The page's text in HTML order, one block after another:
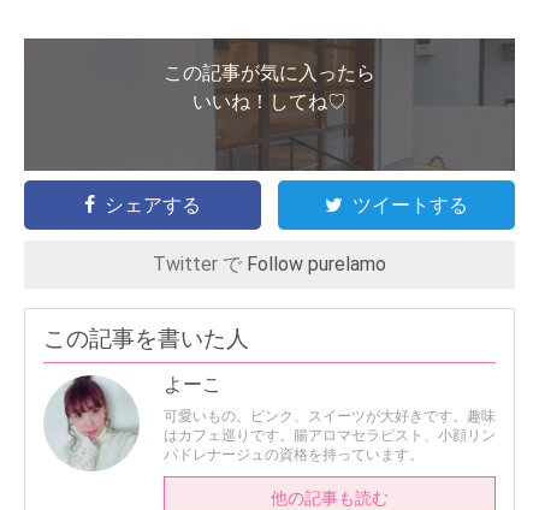
この記事が気に入ったら
いいね！してね♡
シェアする ツイートする
Twitter で Follow purelamo
この記事を書いた人
よーこ
可愛いもの、ピンク、スイーツが大好きです。趣味
はカフェ巡りです。腸アロマセラピスト、小顔リン
パドレナージュの資格を持っています。
他の記事も読む